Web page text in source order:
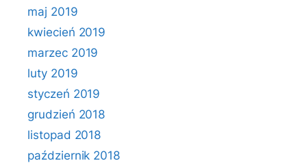
maj 2019
kwiecień 2019
marzec 2019
luty 2019
styczeń 2019
grudzień 2018
listopad 2018
październik 2018